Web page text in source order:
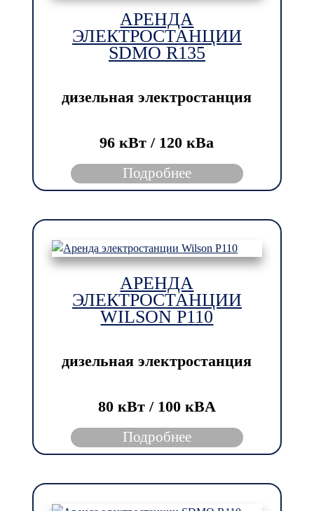
АРЕНДА
ЭЛЕКТРОСТАНЦИИ
SDMO R135
дизельная электростанция
96 кВт / 120 кBа
Подробнее
АРЕНДА
ЭЛЕКТРОСТАНЦИИ
WILSON P110
дизельная электростанция
80 кВт / 100 кBА
Подробнее